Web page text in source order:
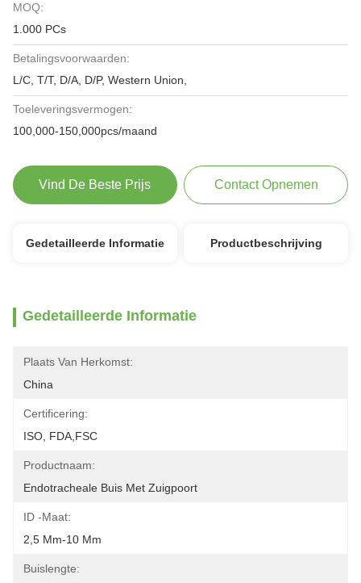
MOQ:
1.000 PCs
Betalingsvoorwaarden:
L/C, T/T, D/A, D/P, Western Union,
Toeleveringsvermogen:
100,000-150,000pcs/maand
Vind De Beste Prijs Contact Opnemen
Gedetailleerde Informatie Productbeschrijving
Gedetailleerde Informatie
Plaats Van Herkomst:
China
Certificering:
ISO, FDA,FSC
Productnaam:
Endotracheale Buis Met Zuigpoort
ID -maat:
2,5 Mm-10 Mm
Buislengte: